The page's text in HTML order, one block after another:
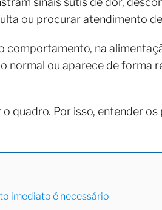
ou procurar atendimento
na
normal ou aparece de forma
quadro. Por isso, entender
imediato é necessário